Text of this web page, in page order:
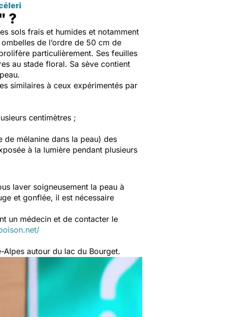
?
sols frais et humides et notamment
de l’ordre de 50 cm de
particulièrement. Ses feuilles
au stade floral. Sa sève contient
similaires à ceux expérimentés par
centimètres ;
mélanine dans la peau) des
à la lumière pendant plusieurs
laver soigneusement la peau à
et gonflée, il est nécessaire
un médecin et de contacter le
Alpes autour du lac du Bourget.